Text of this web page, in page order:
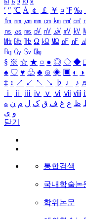
′ ″ ℃ Å ￠ ￡ ￥ ¤ ℉ ‰
㎙ ㎚ ㎛ ㎜ ㎝ ㎞ ㎟ ㎠
㎱ ㎲ ㎳ ㎴ ㎵ ㎶ ㎷ ㎸
㎒ ㎓ ㎔ Ω ㏀ ㏁ ㎊ ㎋
㏃ ㏉ ㏜ ㏆
§ ※ ☆ ★ ○ ● ◎ ◇ ◆
♠ ♡ ♥ ♧ ♣ ⊙ ◈ ▣ ◐ ◑
‡ ↕ ↗ ↙ ↖ ↘ ♭ ♩ ♪ ♬
ⅰ
ⅱ ⅲ ⅳ ⅴ ⅵ ⅶ ⅷ
ظ ع غ ف ق ک ل م ن ه
و ی
닫기
통합검색
국내학술논
학위논문